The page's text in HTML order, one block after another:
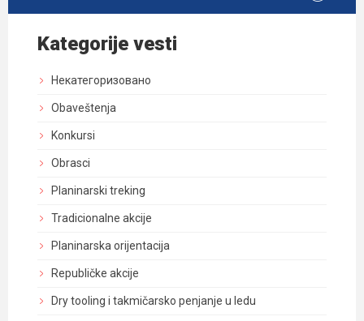
Kategorije vesti
Некатегоризовано
Obaveštenja
Konkursi
Obrasci
Planinarski treking
Tradicionalne akcije
Planinarska orijentacija
Republičke akcije
Dry tooling i takmičarsko penjanje u ledu